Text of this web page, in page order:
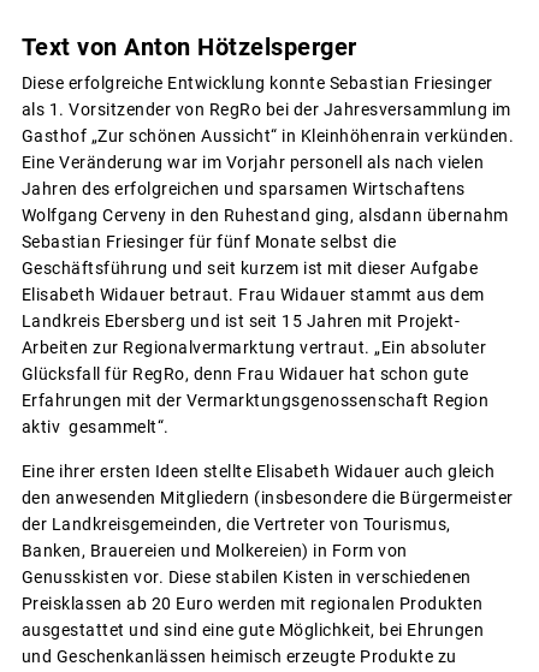
Text von Anton Hötzelsperger
Diese erfolgreiche Entwicklung konnte Sebastian Friesinger
als 1. Vorsitzender von RegRo bei der Jahresversammlung im
Gasthof „Zur schönen Aussicht“ in Kleinhöhenrain verkünden.
Eine Veränderung war im Vorjahr personell als nach vielen
Jahren des erfolgreichen und sparsamen Wirtschaftens
Wolfgang Cerveny in den Ruhestand ging, alsdann übernahm
Sebastian Friesinger für fünf Monate selbst die
Geschäftsführung und seit kurzem ist mit dieser Aufgabe
Elisabeth Widauer betraut. Frau Widauer stammt aus dem
Landkreis Ebersberg und ist seit 15 Jahren mit Projekt-
Arbeiten zur Regionalvermarktung vertraut. „Ein absoluter
Glücksfall für RegRo, denn Frau Widauer hat schon gute
Erfahrungen mit der Vermarktungsgenossenschaft Region
aktiv gesammelt“.
Eine ihrer ersten Ideen stellte Elisabeth Widauer auch gleich
den anwesenden Mitgliedern (insbesondere die Bürgermeister
der Landkreisgemeinden, die Vertreter von Tourismus,
Banken, Brauereien und Molkereien) in Form von
Genusskisten vor. Diese stabilen Kisten in verschiedenen
Preisklassen ab 20 Euro werden mit regionalen Produkten
ausgestattet und sind eine gute Möglichkeit, bei Ehrungen
und Geschenkanlässen heimisch erzeugte Produkte zu